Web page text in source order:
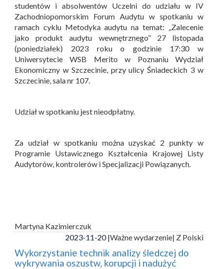
studentów i absolwentów Uczelni do udziału w IV
Zachodniopomorskim Forum Audytu w spotkaniu w
ramach cyklu Metodyka audytu na temat: „Zalecenie
jako produkt audytu wewnętrznego” 27 listopada
(poniedziałek) 2023 roku o godzinie 17:30 w
Uniwersytecie WSB Merito w Poznaniu Wydział
Ekonomiczny w Szczecinie, przy ulicy Śniadeckich 3 w
Szczecinie, sala nr 107.
Udział w spotkaniu jest nieodpłatny.
Za udział w spotkaniu można uzyskać 2 punkty w
Programie Ustawicznego Kształcenia Krajowej Listy
Audytorów, kontrolerów i Specjalizacji Powiązanych.
Martyna Kazimierczuk
2023-11-20 |Ważne wydarzenie| Z Polski
Wykorzystanie technik analizy śledczej do
wykrywania oszustw, korupcji i nadużyć